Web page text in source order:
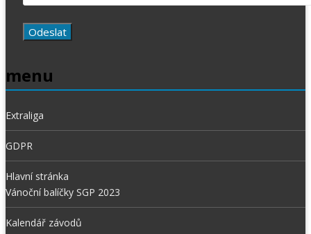
menu
Extraliga
GDPR
Hlavní stránka
Vánoční balíčky SGP 2023
Kalendář závodů